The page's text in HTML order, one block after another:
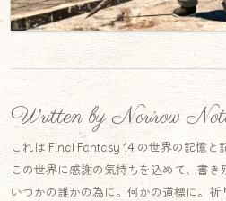
Written by Norirow
これは Final Fantasy 14 の世界の記憶と
この世界に感謝の気持ちを込めて、書き
いつかの誰かの為に。何かの道標に。祈